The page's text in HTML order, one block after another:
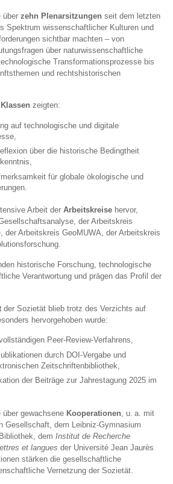
überzehn Plenarsitzungen seit dem letzten
Spektrum wissenschaftlicher Kulturen und
sichtbar machten – von
über naturwissenschaftliche
Transformationsprozesse bis
und rechtshistorischen
Klassen zeigten:
auf technologische und digitale
über die historische Bedingtheit
für globale ökologische und
Arbeit derArbeitskreise hervor,
der Arbeitskreis
der Arbeitskreis GeoMUWA, der Arbeitskreis
historische Forschung, technologische
Verantwortung und prägen das Profil der
der Sozietät blieb trotz des Verzichts auf
hervorgehoben wurde:
Peer‑Review‑Verfahrens,
durch DOI‑Vergabe und
Zeitschriftenbibliothek,
der Beiträge zur Jahrestagung 2025 im
über gewachsene Kooperationen, u. a. mit
Gesellschaft, dem Leibniz‑Gymnasium
demInstitut de Recherche
et langues der Université Jean Jaurès
stärken die gesellschaftliche
Vernetzung der Sozietät.